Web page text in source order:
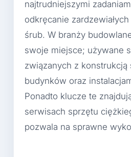
najtrudniejszymi
odkręcanie
śrub. W branży
swoje miejsce; używane
związanych z konstrukcją
budynków oraz
Ponadto klucze te
serwisach sprzętu
pozwala na sprawne